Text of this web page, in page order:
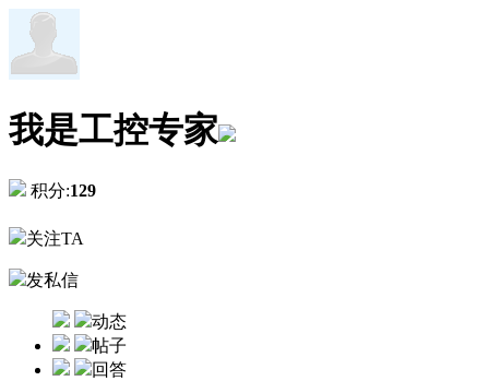
我是工控专家
积分:129
关注TA
发私信
动态
帖子
回答